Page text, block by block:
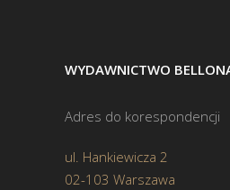
WYDAWNICTWO
Adres do korespondencji
ul. Hankiewicza 2
02-103 Warszawa